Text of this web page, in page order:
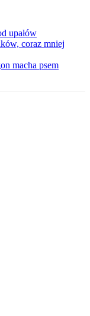
upałów
coraz mniej
macha psem